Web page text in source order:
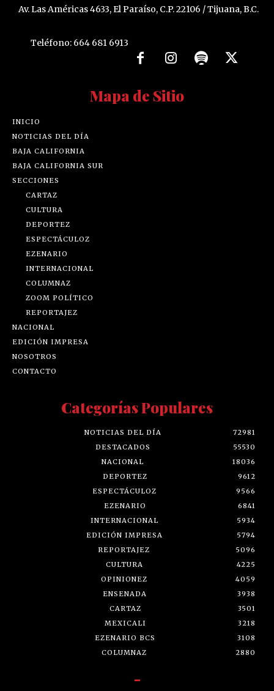
Av. Las Américas 4633, El Paraíso, C.P. 22106 / Tijuana, B.C.
Teléfono: 664 681 6913
Mapa de Sitio
INICIO
NOTICIAS DEL DÍA
BAJA CALIFORNIA
BAJA CALIFORNIA SUR
SECCIONES
CARTAZ
CULTURA
DEPORTEZ
ESPECTÁCULOZ
EZENARIO
INTERNACIONAL
COLUMNAZ
ZOOM POLÍTICO
REPORTAJEZ
NACIONAL
EDICIÓN IMPRESA
NOSOTROS
CONTACTO
Categorías Populares
NOTICIAS DEL DÍA
72981
DESTACADOS
55530
NACIONAL
18036
DEPORTEZ
9612
ESPECTÁCULOZ
9566
EZENARIO
6841
INTERNACIONAL
5934
EDICIÓN IMPRESA
5794
REPORTAJEZ
5096
CULTURA
4225
OPINIONEZ
4059
ENSENADA
3938
CARTAZ
3501
MEXICALI
3218
EZENARIO BCS
3108
COLUMNAZ
2880
-